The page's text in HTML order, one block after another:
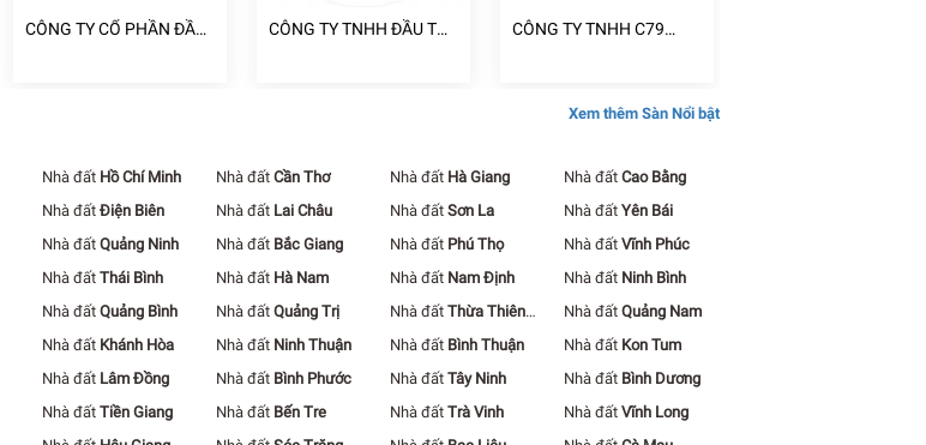
CÔNG TY CỔ PHẦN ĐẦU
CÔNG TY TNHH ĐẦU TƯ
CÔNG TY TNHH C79
Xem thêm Sàn Nổi bật
Nhà đất Hồ Chí Minh Nhà đất Cần Thơ Nhà đất Hà Giang Nhà đất Cao Bằng
Nhà đất Điện Biên Nhà đất Lai Châu Nhà đất Sơn La Nhà đất Yên Bái
Nhà đất Quảng Ninh Nhà đất Bắc Giang Nhà đất Phú Thọ Nhà đất Vĩnh Phúc
Nhà đất Thái Bình Nhà đất Hà Nam Nhà đất Nam Định Nhà đất Ninh Bình
Nhà đất Quảng Bình Nhà đất Quảng Trị Nhà đất Thừa Thiên
Nhà đất Quảng Nam
Nhà đất Khánh Hòa Nhà đất Ninh Thuận Nhà đất Bình Thuận Nhà đất Kon Tum
Nhà đất Lâm Đồng Nhà đất Bình Phước Nhà đất Tây Ninh Nhà đất Bình Dương
Nhà đất Tiền Giang Nhà đất Bến Tre Nhà đất Trà Vinh Nhà đất Vĩnh Long